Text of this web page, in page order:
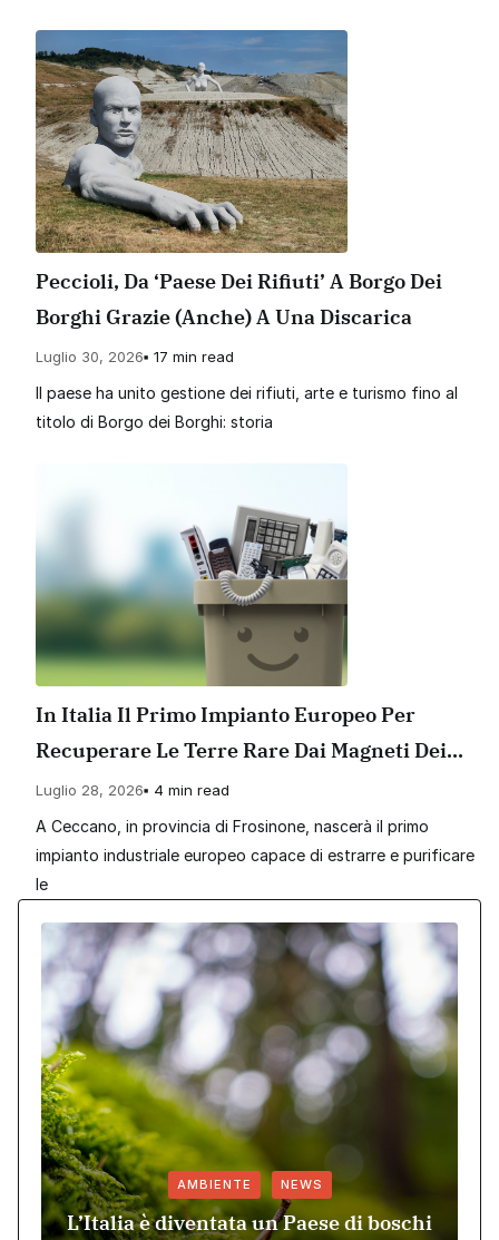
Peccioli, Da ‘paese Dei Rifiuti’ A Borgo Dei
Borghi Grazie (anche) A Una Discarica
Luglio 30, 2026 17 min read
Il paese ha unito gestione dei rifiuti, arte e turismo fino al
titolo di Borgo dei Borghi: storia
In Italia Il Primo Impianto Europeo Per
Recuperare Le Terre Rare Dai Magneti Dei
Rifiuti Elettronici
Luglio 28, 2026 4 min read
A Ceccano, in provincia di Frosinone, nascerà il primo
impianto industriale europeo capace di estrarre e purificare
le
AMBIENTE NEWS
L’Italia è diventata un Paese di boschi